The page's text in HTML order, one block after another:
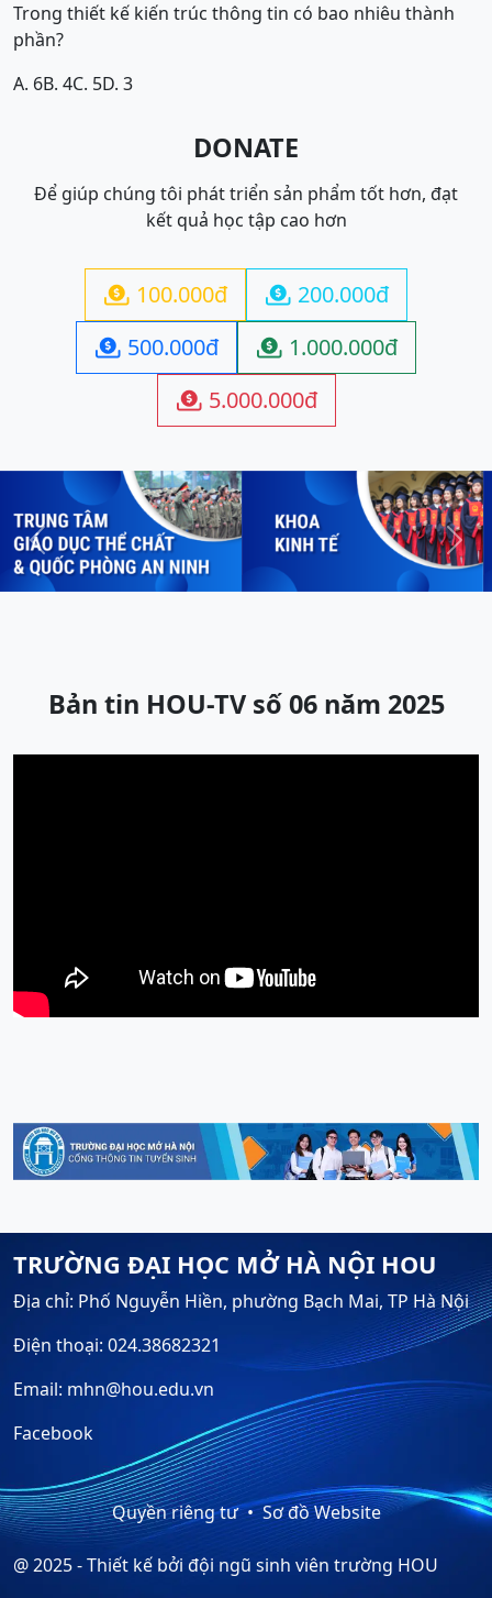
Trong thiết kế kiến trúc thông tin có bao nhiêu thành
phần?
A. 6B. 4C. 5D. 3
DONATE
Để giúp chúng tôi phát triển sản phẩm tốt hơn, đạt
kết quả học tập cao hơn
 100.000đ  200.000đ
 500.000đ  1.000.000đ
 5.000.000đ
Previous Next
Bản tin HOU-TV số 06 năm 2025
TRƯỜNG ĐẠI HỌC MỞ HÀ NỘI HOU
Địa chỉ: Phố Nguyễn Hiền, phường Bạch Mai, TP Hà Nội
Điện thoại: 024.38682321
Email: mhn@hou.edu.vn
Facebook
Quyền riêng tư Sơ đồ Website
@ 2025 - Thiết kế bởi đội ngũ sinh viên trường HOU